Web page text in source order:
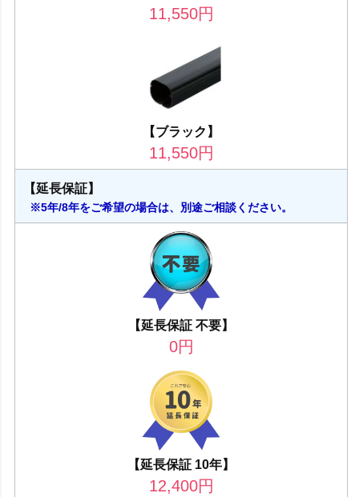
11,550円
【ブラック】
11,550円
【延長保証】
※5年/8年をご希望の場合は、別途ご相談ください。
【延長保証 不要】
0円
【延長保証 10年】
12,400円